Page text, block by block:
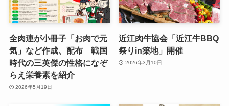
全肉連が小冊子「お肉で元
気」など作成、配布 戦国
時代の三英傑の性格になぞ
らえ栄養素を紹介
2026年5月19日
近江肉牛協会「近江牛BBQ
祭りin築地」開催
2026年3月10日